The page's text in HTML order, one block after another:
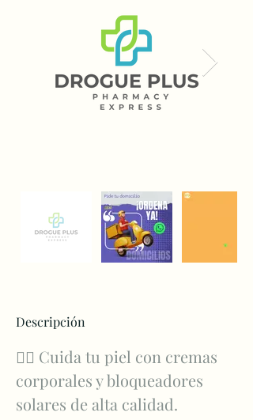
Descripción
💆‍♀️ Cuida tu piel con cremas
corporales y bloqueadores
solares de alta calidad.